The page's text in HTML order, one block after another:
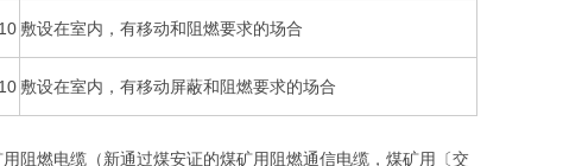
敷设在室内，有移动和阻燃要求的场合
敷设在室内，有移动屏蔽和阻燃要求的场合
阻燃电缆（新通过煤安证的煤矿用阻燃通信电缆，煤矿用〔交